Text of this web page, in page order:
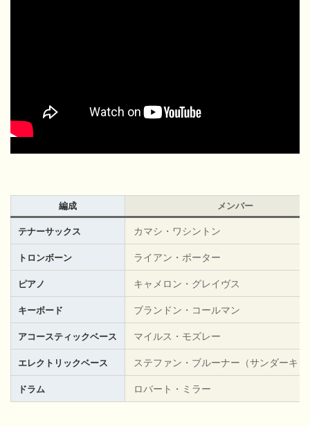
編成 メンバー
テナーサックス カマシ・ワシントン
トロンボーン ライアン・ポーター
ピアノ キャメロン・グレイヴス
キーボード ブランドン・コールマン
アコースティックベース マイルス・モズレー
エレクトリックベース ステファン・ブルーナー（サンダーキ
ドラム ロバート・ミラー